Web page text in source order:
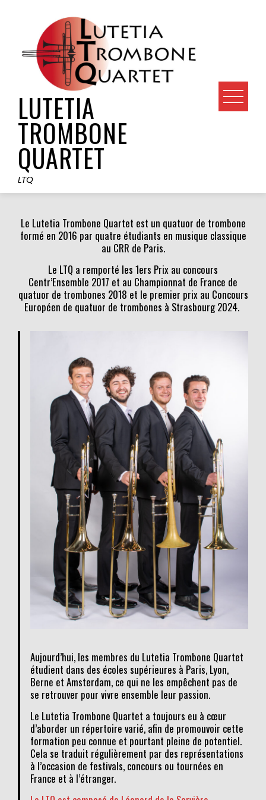
content
LUTETIA
TROMBONE
QUARTET
LTQ
Le Lutetia Trombone Quartet est un quatuor de trombone
formé en 2016 par quatre étudiants en musique classique
au CRR de Paris.
Le LTQ a remporté les 1ers Prix au concours
Centr’Ensemble 2017 et au Championnat de France de
quatuor de trombones 2018 et le premier prix au Concours
Européen de quatuor de trombones à Strasbourg 2024.
Aujourd’hui, les membres du Lutetia Trombone Quartet
étudient dans des écoles supérieures à Paris, Lyon,
Berne et Amsterdam, ce qui ne les empêchent pas de
se retrouver pour vivre ensemble leur passion.
Le Lutetia Trombone Quartet a toujours eu à cœur
d’aborder un répertoire varié, afin de promouvoir cette
formation peu connue et pourtant pleine de potentiel.
Cela se traduit régulièrement par des représentations
à l’occasion de festivals, concours ou tournées en
France et à l’étranger.